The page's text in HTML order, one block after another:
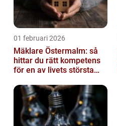
01 februari 2026
Mäklare Östermalm: så
hittar du rätt kompetens
för en av livets största